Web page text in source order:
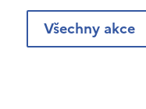
Všechny akce